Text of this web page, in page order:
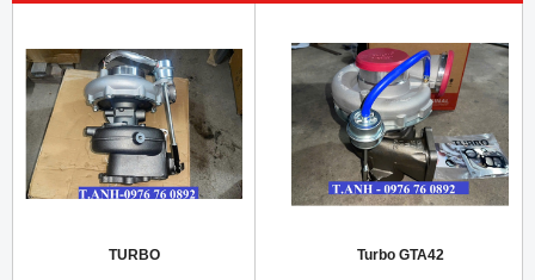
TURBO Turbo GTA42